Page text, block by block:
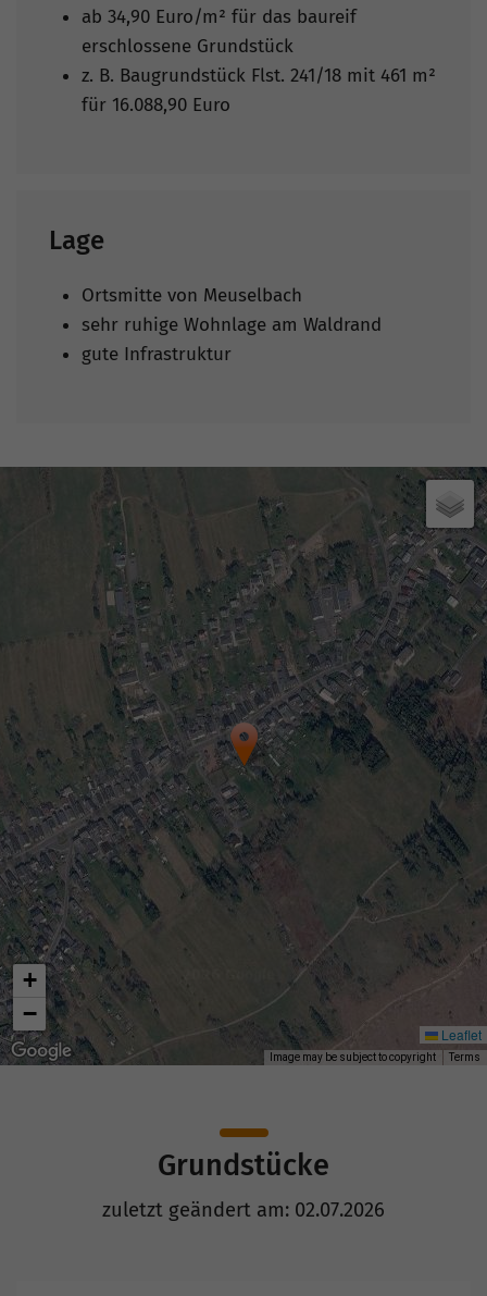
ab 34,90 Euro/m² für das baureif
erschlossene Grundstück
z. B. Baugrundstück Flst. 241/18 mit 461 m²
für 16.088,90 Euro
Lage
Ortsmitte von Meuselbach
sehr ruhige Wohnlage am Waldrand
gute Infrastruktur
+
−
Leaflet
Image may be subject to copyright Terms
Grundstücke
zuletzt geändert am: 02.07.2026